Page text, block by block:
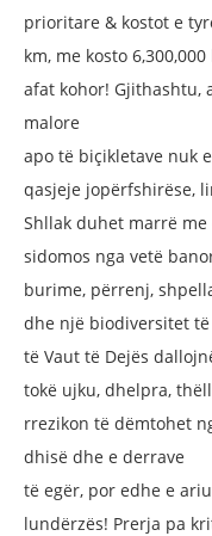
prioritare & kostot e
km, me kosto
afat kohor! Gjithashtu,
malore
apo të biçikletave nuk
qasjeje jopërfshirëse,
Shllak duhet marrë
sidomos nga vetë
burime, përrenj,
dhe një biodiversitet
të Vaut të Dejës
tokë ujku, dhelpra,
rrezikon të dëmtohet
dhisë dhe e derrave
të egër, por edhe e
lundërzës! Prerja pa